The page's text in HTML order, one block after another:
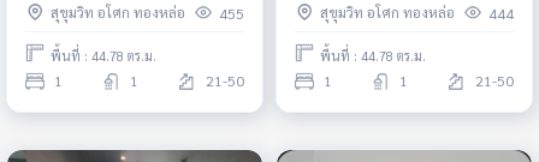
in
สุขุมวิท อโศก ทองหล่อ 455
พื้นที่ : 44.78 ตร.ม.
1 1 21-50
in
สุขุมวิท อโศก ทองหล่อ 444
พื้นที่ : 44.78 ตร.ม.
1 1 21-50